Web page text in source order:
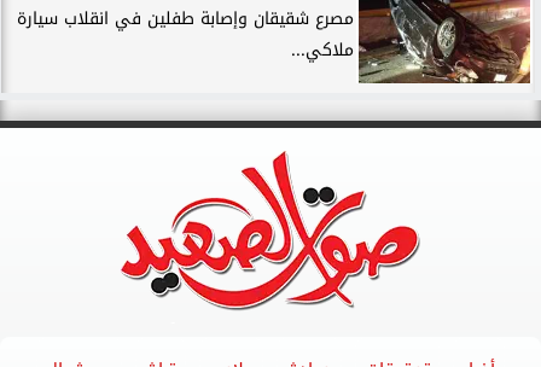
مصرع شقيقان وإصابة طفلين في انقلاب سيارة
ملاكي...